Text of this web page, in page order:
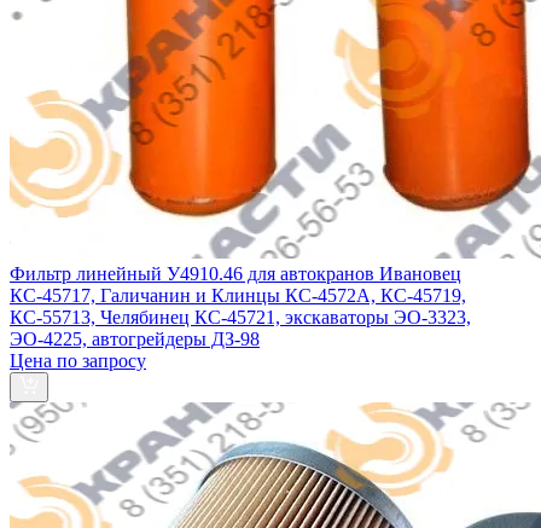
Фильтр линейный У4910.46 для автокранов Ивановец
КС-45717, Галичанин и Клинцы КС-4572А, КС-45719,
КС-55713, Челябинец КС-45721, экскаваторы ЭО-3323,
ЭО-4225, автогрейдеры ДЗ-98
Цена по запросу